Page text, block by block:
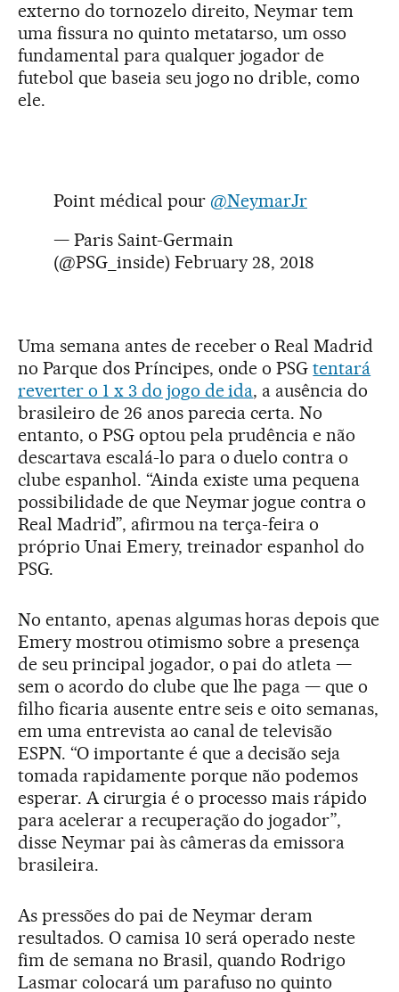
externo do tornozelo direito, Neymar tem
uma fissura no quinto metatarso, um osso
fundamental para qualquer jogador de
futebol que baseia seu jogo no drible, como
ele.
Point médical pour @NeymarJr
— Paris Saint-Germain
(@PSG_inside) February 28, 2018
Uma semana antes de receber o Real Madrid
no Parque dos Príncipes, onde o PSGtentará
reverter o 1 x 3 do jogo de ida, a ausência do
brasileiro de 26 anos parecia certa. No
entanto, o PSG optou pela prudência e não
descartava escalá-lo para o duelo contra o
clube espanhol. “Ainda existe uma pequena
possibilidade de que Neymar jogue contra o
Real Madrid”, afirmou na terça-feira o
próprio Unai Emery, treinador espanhol do
PSG.
No entanto, apenas algumas horas depois que
Emery mostrou otimismo sobre a presença
de seu principal jogador, o pai do atleta —
sem o acordo do clube que lhe paga — que o
filho ficaria ausente entre seis e oito semanas,
em uma entrevista ao canal de televisão
ESPN. “O importante é que a decisão seja
tomada rapidamente porque não podemos
esperar. A cirurgia é o processo mais rápido
para acelerar a recuperação do jogador”,
disse Neymar pai às câmeras da emissora
brasileira.
As pressões do pai de Neymar deram
resultados. O camisa 10 será operado neste
fim de semana no Brasil, quando Rodrigo
Lasmar colocará um parafuso no quinto